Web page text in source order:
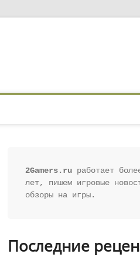
2Gamers.ru работает
лет, пишем игровые
обзоры на игры.
Последние